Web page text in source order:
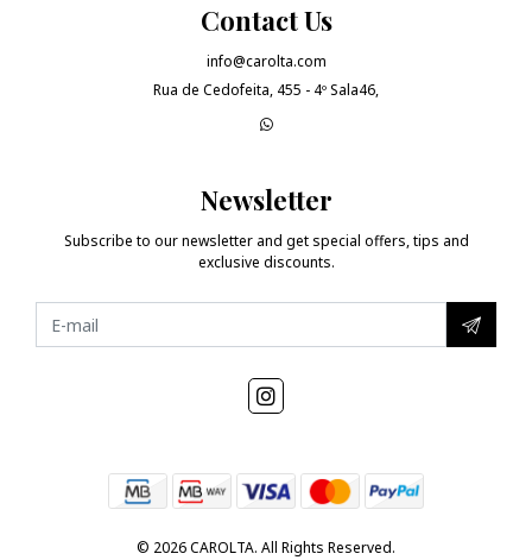
Contact Us
info@carolta.com
Rua de Cedofeita, 455 - 4º Sala46,
Newsletter
Subscribe to our newsletter and get special offers, tips and
exclusive discounts.
© 2026 CAROLTA. All Rights Reserved.